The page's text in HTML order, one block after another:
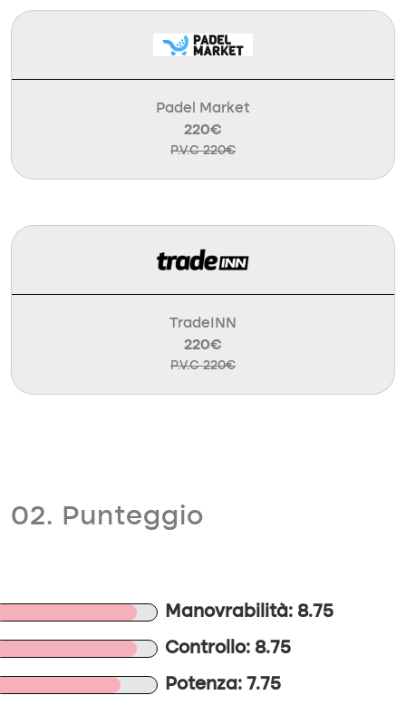
Padel Market
220€
P.V.C 220€
TradeINN
220€
P.V.C 220€
02. Punteggio
Manovrabilità: 8.75
Controllo: 8.75
Potenza: 7.75